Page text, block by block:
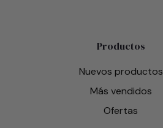
Productos
Nuevos productos
Más vendidos
Ofertas